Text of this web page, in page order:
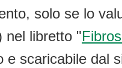
solo se lo
nel libretto "
e scaricabile dal